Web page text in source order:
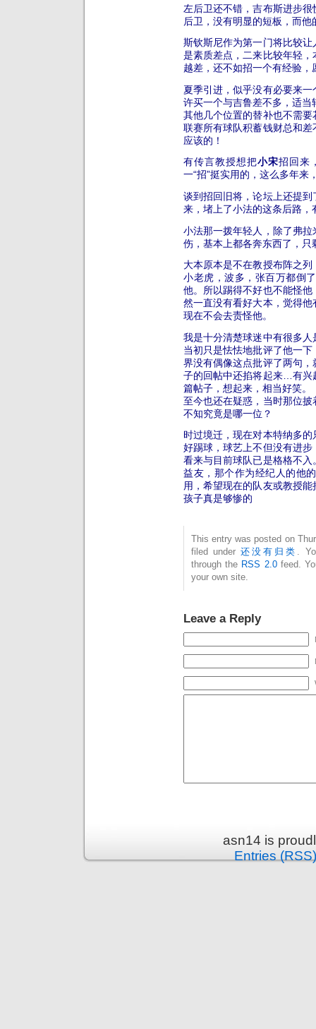
左后卫还不错，吉布斯进步
后卫，没有明显的短板，而
斯钦斯尼作为第一门将比较
是素质差点，二来比较年轻
越差，还不如招一个有经验
夏季引进，似乎没有必要来
许买一个与吉鲁差不多，适当
其他几个位置的替补也不需
联赛所有球队积蓄钱财总和
应该的！
有传言教授想把小宋招回来
一“招”挺实用的，这么多年来
谈到招回旧将，论坛上还提到
来，堵上了小法的这条后路，
小法那一拨年轻人，除了弗
伤，基本上都各奔东西了，只
大本原本是不在教授布阵之
小老虎，波多，张百万都倒
他。所以踢得不好也不能怪
然一直没有看好大本，觉得
现在不会去责怪他。
我是十分清楚球迷中有很多
当初只是怯怯地批评了他一
界没有偶像这点批评了两句
子的回帖中还掐将起来…有兴
篇帖子，想起来，相当好笑。
至今也还在疑惑，当时那位
不知究竟是哪一位？
时过境迁，现在对本特纳多
好踢球，球艺上不但没有进
看来与目前球队已是格格不
益友，那个作为经纪人的他
用，希望现在的队友或教授
孩子真是够惨的
This entry was posted on
filed under还没有归类 .
through the RSS 2.0feed.
your own site.
Leave a Reply
asn14 is
Entries (RSS)